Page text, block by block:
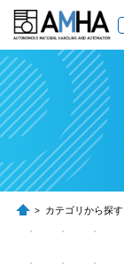
カテゴリから探す